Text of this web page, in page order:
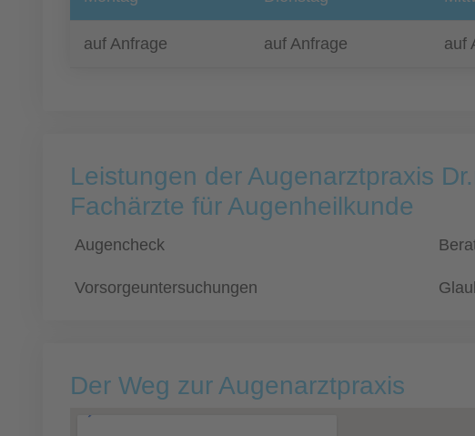
auf Anfrage auf Anfrage auf
Leistungen der Augenarztpraxis
Fachärzte für Augenheilkunde
Augencheck
Vorsorgeuntersuchungen
Der Weg zur Augenarztpraxis